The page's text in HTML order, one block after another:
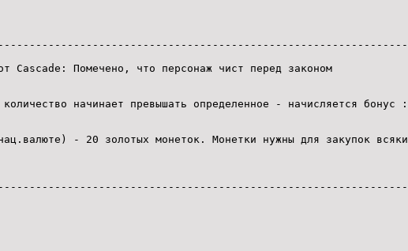
Cascade: Помечено, что персонаж чист перед законом
начинает превышать определенное - начисляется
- 20 золотых монеток. Монетки нужны для закупок